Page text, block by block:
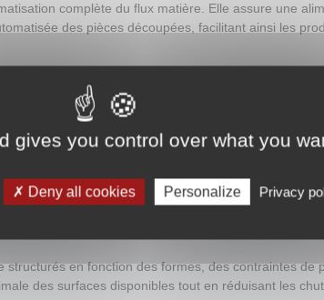
complète du flux matière. Elle assure une
des pièces découpées, facilitant ainsi les
les industries travaillant en flux continu ou
DE DÉCOUPE
de découpe permettant d’organiser
à la réduction des pertes et à l’amélioration du
en fonction des formes, des contraintes de
des surfaces disponibles tout en réduisant les
gives you control over what you
Deny all cookies Personalize Privacy